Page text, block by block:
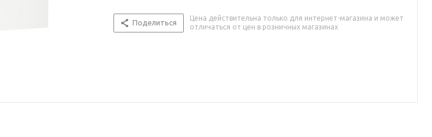
Поделиться
Цена действительна только для интернет-магазина и может
отличаться от цен в розничных магазинах